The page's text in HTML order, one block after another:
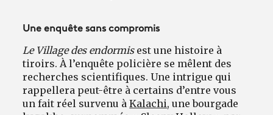
Une enquête sans compromis
Le Village des endormisest une histoire à
tiroirs. À l’enquête policière se mêlent des
recherches scientifiques. Une intrigue qui
rappellera peut-être à certains d’entre vous
un fait réel survenu àKalachi, une bourgade